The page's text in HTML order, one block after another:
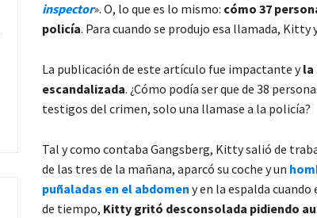
inspector». O, lo que es lo mismo: cómo 37
policía. Para cuando se produjo esa llamada, Kitty
La publicación de este artículo fue impactante yla
escandalizada. ¿Cómo podía ser que de 38
testigos del crimen, solo una llamase a la policía?
Tal y como contaba Gangsberg, Kitty salió de
de las tres de la mañana, aparcó su coche y un
puñaladas en el abdomen y en la espalda
de tiempo, Kitty gritó desconsolada pidiendo